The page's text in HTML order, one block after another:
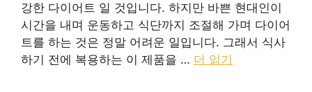
강한 다이어트 일 것입니다. 하지만 바쁜 현대인이
시간을 내며 운동하고 식단까지 조절해 가며 다이어
트를 하는 것은 정말 어려운 일입니다. 그래서 식사
하기 전에 복용하는 이 제품을 … 더 읽기